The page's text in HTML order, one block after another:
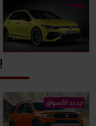
جديد الأسواق